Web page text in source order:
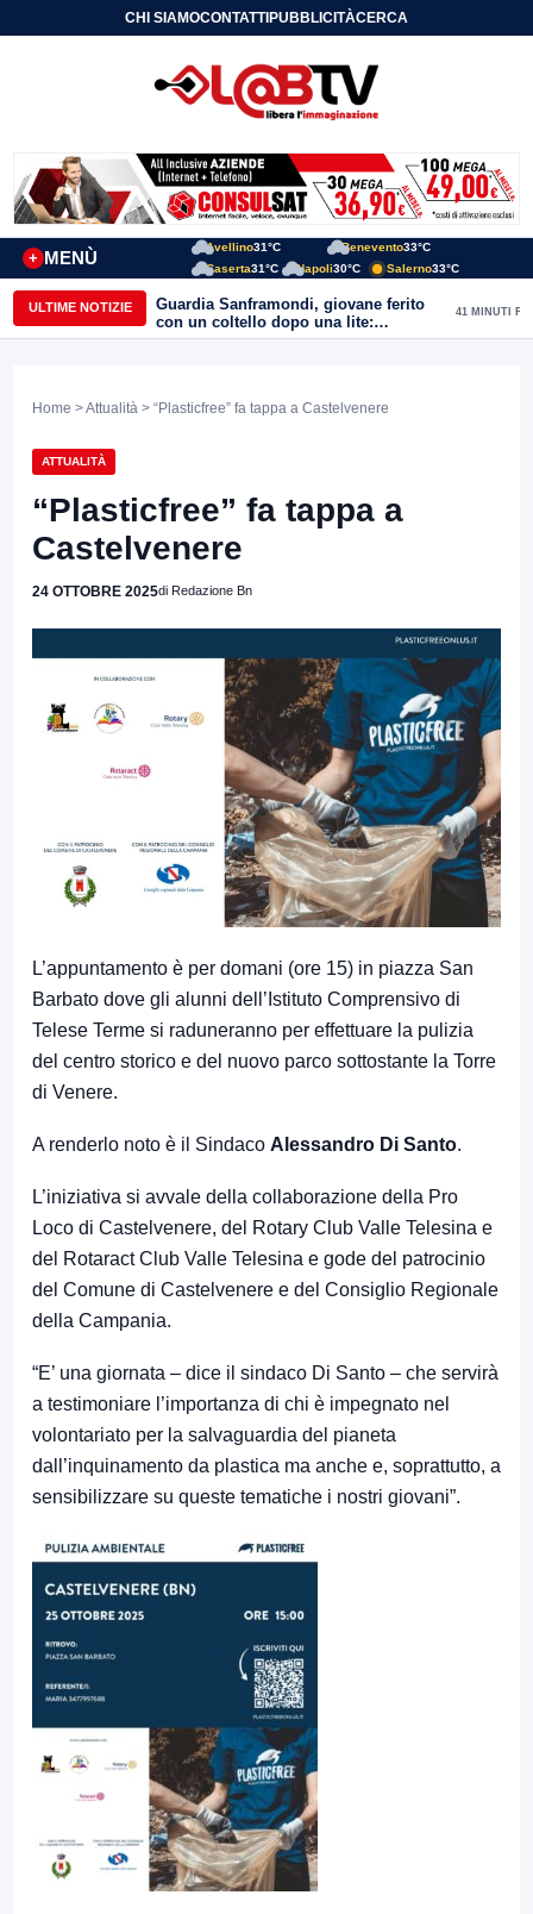
CHI SIAMOCONTATTIPUBBLICITÀCERCA
MENÙ
+
Avellino31°C Benevento33°C
Caserta31°C Napoli30°C Salerno33°C
ULTIME NOTIZIE
Guardia Sanframondi, giovane ferito
con un coltello dopo una lite:
individuato il presunto autore
41 MINUTI FA
Home >Attualità > “Plasticfree” fa tappa a Castelvenere
ATTUALITÀ
“Plasticfree” fa tappa a
Castelvenere
24 OTTOBRE 2025di Redazione Bn
L’appuntamento è per domani (ore 15) in piazza San
Barbato dove gli alunni dell’Istituto Comprensivo di
Telese Terme si raduneranno per effettuare la pulizia
del centro storico e del nuovo parco sottostante la Torre
di Venere.
A renderlo noto è il Sindaco Alessandro Di Santo.
L’iniziativa si avvale della collaborazione della Pro
Loco di Castelvenere, del Rotary Club Valle Telesina e
del Rotaract Club Valle Telesina e gode del patrocinio
del Comune di Castelvenere e del Consiglio Regionale
della Campania.
“E’ una giornata – dice il sindaco Di Santo – che servirà
a testimoniare l’importanza di chi è impegnato nel
volontariato per la salvaguardia del pianeta
dall’inquinamento da plastica ma anche e, soprattutto, a
sensibilizzare su queste tematiche i nostri giovani”.